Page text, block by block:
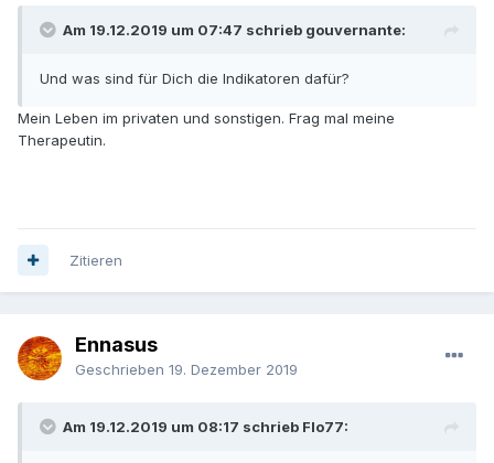
Am 19.12.2019 um 07:47 schrieb gouvernante:
Und was sind für Dich die Indikatoren dafür?
Mein Leben im privaten und sonstigen. Frag mal meine
Therapeutin.
Zitieren
Ennasus
Geschrieben 19. Dezember 2019
Am 19.12.2019 um 08:17 schrieb Flo77: